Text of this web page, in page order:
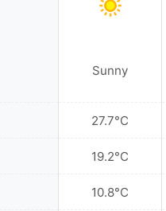
Sunny
27.7°C
19.2°C
10.8°C